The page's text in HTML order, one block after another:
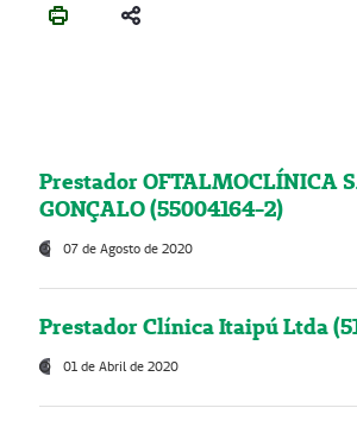
Prestador OFTALMOCLÍNICA
GONÇALO (55004164-2)
07 de Agosto de 2020
Prestador Clínica Itaipú Ltda
01 de Abril de 2020